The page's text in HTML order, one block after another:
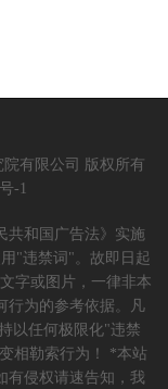
有限公司 版权所有
-1
共和国广告法》实施
"违禁词"。故即日起
字或图片，一律非本
行为的参考依据。凡
以任何极限化"违禁
相勒索行为！ *本站
有侵权请速告知，我